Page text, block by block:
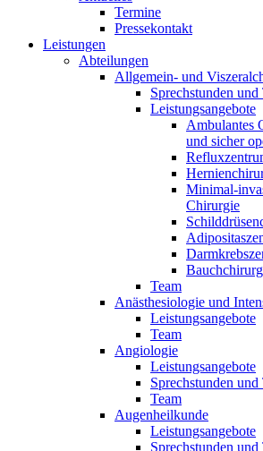
Termine
Pressekontakt
Leistungen
Abteilungen
Allgemein- und
Sprechstunden
Leistungsangebote
Ambulantes
und sicher
Minimal-
Chirurgie
Team
Anästhesiologie und
Leistungsangebote
Team
Angiologie
Leistungsangebote
Sprechstunden
Team
Augenheilkunde
Leistungsangebote
Sprechstunden